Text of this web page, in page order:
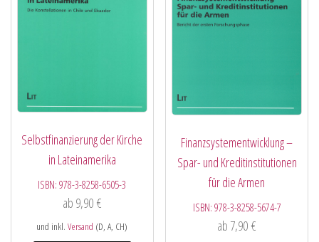
Selbstfinanzierung der Kirche
in Lateinamerika
ISBN:978-3-8258-6505-3
ab 9,90 €
und inkl.Versand (D, A, CH)
Finanzsystementwicklung –
Spar- und Kreditinstitutionen
für die Armen
ISBN: 978-3-8258-5674-7
ab 7,90€